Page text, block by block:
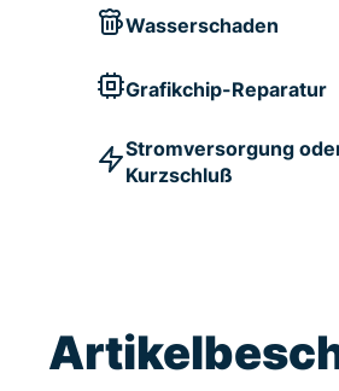
Wasserschaden
Grafikchip-Reparatur
Stromversorgung
Kurzschluß